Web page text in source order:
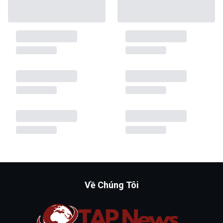
Về Chúng Tôi